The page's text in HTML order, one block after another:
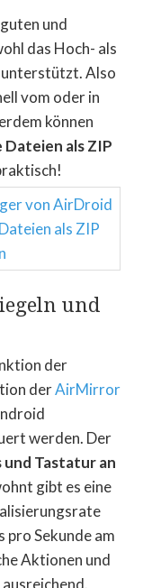
und
das Hoch- als
Also
vom oder in
können
als ZIP
und
der
derAirMirror
werden. Der
und Tastatur an
gibt es eine
pro Sekunde am
Aktionen und